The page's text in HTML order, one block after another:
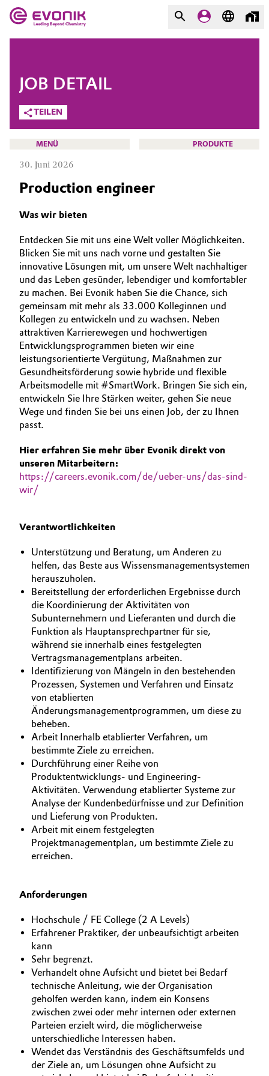
Market
Additive Manufacturing
Adhesives & Sealants
Animal Nutrition & Health
Automotive & Transportation
Battery
Building, Construction & Infrastructure
Catalysts
Chemical Industry
Coatings, Paints & Printing
Composites
Consumer Goods & Lifestyle
Electronics & Telecommunications
Energy, Environment & Utilities
Food & Beverage
Green Hydrogen
Home Care & Cleaning
Industrial Manufacturing & Machinery
Lubricants & Lubricant Additives
Medical Devices
Metals & Mining
Oil & Gas, Petrochemicals
Personal Care & Beauty
Pharma & Biopharma
Plastics & Rubber
Pulp, Paper & Packaging
Textiles, Leather & Nonwovens
Evonik - Leading Beyond
Chemistry
Was uns antreibt
Über Evonik
Purpose
BVB Partnerschaft
Geschichte
Struktur & Organisation
Vorstand
Aufsichtsrat
Struktur
Business Lines
Weltweite Standorte
ESHQ
Governance & Compliance
Allgemeine Verkaufs- und Lieferbedingungen
(AVB)
Business Lines
Karriere
Investor Relations
Medien
UNTERNEHMEN
TEILEN
JOB DETAIL
MENÜ PRODUKTE
MÖGLICHKEITEN
WARUM EVONIK
AUSBILDUNG
BEWERBUNG
INTERNATIONALE ARBEITSKULTUR
30. Juni 2026
Production engineer
Was wir bieten
Entdecken Sie mit uns eine Welt voller Möglichkeiten.
Blicken Sie mit uns nach vorne und gestalten Sie
innovative Lösungen mit, um unsere Welt nachhaltiger
und das Leben gesünder, lebendiger und komfortabler
zu machen. Bei Evonik haben Sie die Chance, sich
gemeinsam mit mehr als 33.000 Kolleginnen und
Kollegen zu entwickeln und zu wachsen. Neben
attraktiven Karrierewegen und hochwertigen
Entwicklungsprogrammen bieten wir eine
leistungsorientierte Vergütung, Maßnahmen zur
Gesundheitsförderung sowie hybride und flexible
Arbeitsmodelle mit #SmartWork. Bringen Sie sich ein,
entwickeln Sie Ihre Stärken weiter, gehen Sie neue
Wege und finden Sie bei uns einen Job, der zu Ihnen
passt.
Hier erfahren Sie mehr über Evonik direkt von
unseren Mitarbeitern:
https://careers.evonik.com/de/ueber-uns/das-sind-
wir/
Verantwortlichkeiten
Unterstützung und Beratung, um Anderen zu
helfen, das Beste aus Wissensmanagementsystemen
herauszuholen.
Bereitstellung der erforderlichen Ergebnisse durch
die Koordinierung der Aktivitäten von
Subunternehmern und Lieferanten und durch die
Funktion als Hauptansprechpartner für sie,
während sie innerhalb eines festgelegten
Vertragsmanagementplans arbeiten.
Identifizierung von Mängeln in den bestehenden
Prozessen, Systemen und Verfahren und Einsatz
von etablierten
Änderungsmanagementprogrammen, um diese zu
beheben.
Arbeit Innerhalb etablierter Verfahren, um
bestimmte Ziele zu erreichen.
Durchführung einer Reihe von
Produktentwicklungs- und Engineering-
Aktivitäten. Verwendung etablierter Systeme zur
Analyse der Kundenbedürfnisse und zur Definition
und Lieferung von Produkten.
Arbeit mit einem festgelegten
Projektmanagementplan, um bestimmte Ziele zu
erreichen.
Anforderungen
Hochschule / FE College (2 A Levels)
Erfahrener Praktiker, der unbeaufsichtigt arbeiten
kann
Sehr begrenzt.
Verhandelt ohne Aufsicht und bietet bei Bedarf
technische Anleitung, wie der Organisation
geholfen werden kann, indem ein Konsens
zwischen zwei oder mehr internen oder externen
Parteien erzielt wird, die möglicherweise
unterschiedliche Interessen haben.
Wendet das Verständnis des Geschäftsumfelds und
der Ziele an, um Lösungen ohne Aufsicht zu